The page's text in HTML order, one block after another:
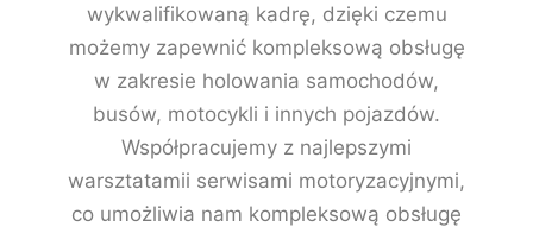
wykwalifikowaną kadrę, dzięki czemu
możemy zapewnić kompleksową obsługę
w zakresie holowania samochodów,
busów, motocykli i innych pojazdów.
Współpracujemy z najlepszymi
warsztatamii serwisami motoryzacyjnymi,
co umożliwia nam kompleksową obsługę